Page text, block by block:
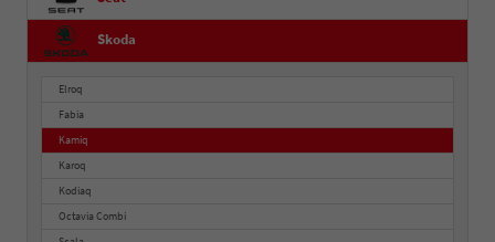
Skoda
Elroq
Fabia
Kamiq
Karoq
Kodiaq
Octavia Combi